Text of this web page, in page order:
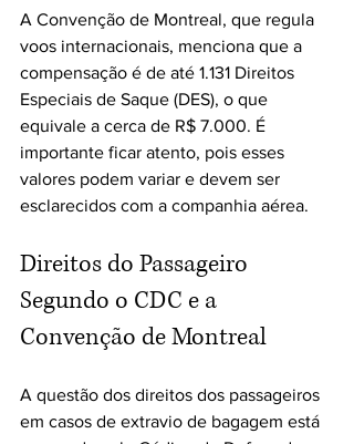
A Convenção de Montreal, que regula
voos internacionais, menciona que a
compensação é de até 1.131 Direitos
Especiais de Saque (DES), o que
equivale a cerca de R$ 7.000. É
importante ficar atento, pois esses
valores podem variar e devem ser
esclarecidos com a companhia aérea.
Direitos do Passageiro
Segundo o CDC e a
Convenção de Montreal
A questão dos direitos dos passageiros
em casos de extravio de bagagem está